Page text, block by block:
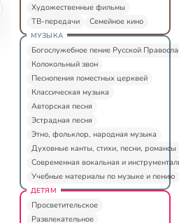
Художественные фильмы
ТВ-передачи
Семейное кино
МУЗЫКА
Богослужебное пение Русской
Колокольный звон
Песнопения поместных церквей
Классическая музыка
Авторская песня
Эстрадная песня
Этно, фольклор, народная музыка
Духовные канты, стихи, песни, романсы
Современная вокальная и
Учебные материалы по музыке и пению
ДЕТЯМ
Просветительское
Развлекательное